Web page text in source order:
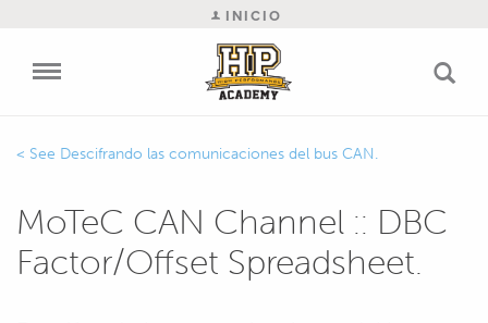
INICIO
Descifrando las comunicaciones del bus CAN.
MoTeC CAN Channel :: DBC
Factor/Offset Spreadsheet.